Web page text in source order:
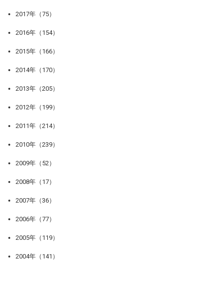
2017年（75）
2016年（154）
2015年（166）
2014年（170）
2013年（205）
2012年（199）
2011年（214）
2010年（239）
2009年（52）
2008年（17）
2007年（36）
2006年（77）
2005年（119）
2004年（141）